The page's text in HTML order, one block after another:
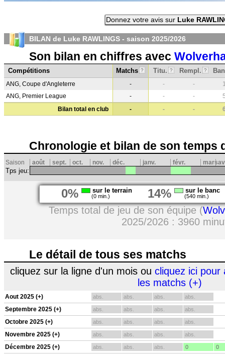
Donnez votre avis sur Luke
BILAN de Luke RAWLINGS - saison 2025/2026
Son bilan en chiffres avec
Compétitions Matchs ? Titu. ? Rempl. ?
ANG, Coupe d'Angleterre - - -
ANG, Premier League
- - -
Bilan total en club
- - -
Chronologie et bilan de son temps
Saison août sept. oct. nov. déc. janv. févr. mars
Tps jeu:
0% sur le terrain
(0 min.) 14% sur le banc
(540 min.)
Temps total de jeu de son équipe (
2025/2026 : 3960
Le détail de tous ses matchs
cliquez sur la ligne d'un mois ou cliquez ici pour
les matchs (+)
Aout 2025 (+) abs. abs. abs. abs.
Septembre 2025 (+) abs. abs. abs. abs.
Octobre 2025 (+) abs. abs. abs. abs.
Novembre 2025 (+) abs. abs. abs. abs.
Décembre 2025 (+) abs. abs. abs. 0 0